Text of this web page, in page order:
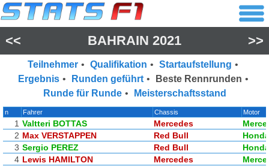
<< BAHRAIN 2021 >>
Teilnehmer • Qualifikation • Startaufstellung •
Ergebnis • Runden geführt • Beste Rennrunden •
Runde für Runde • Meisterschaftsstand
n Fahrer Chassis Motor
1 Valtteri BOTTAS Mercedes
2 Max VERSTAPPEN Red Bull
Honda
3 Sergio PEREZ Red Bull
Honda
4 Lewis HAMILTON Mercedes